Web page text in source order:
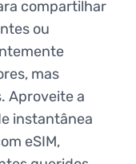
compartilhar
ou
mas
Aproveite a
instantânea
eSIM,